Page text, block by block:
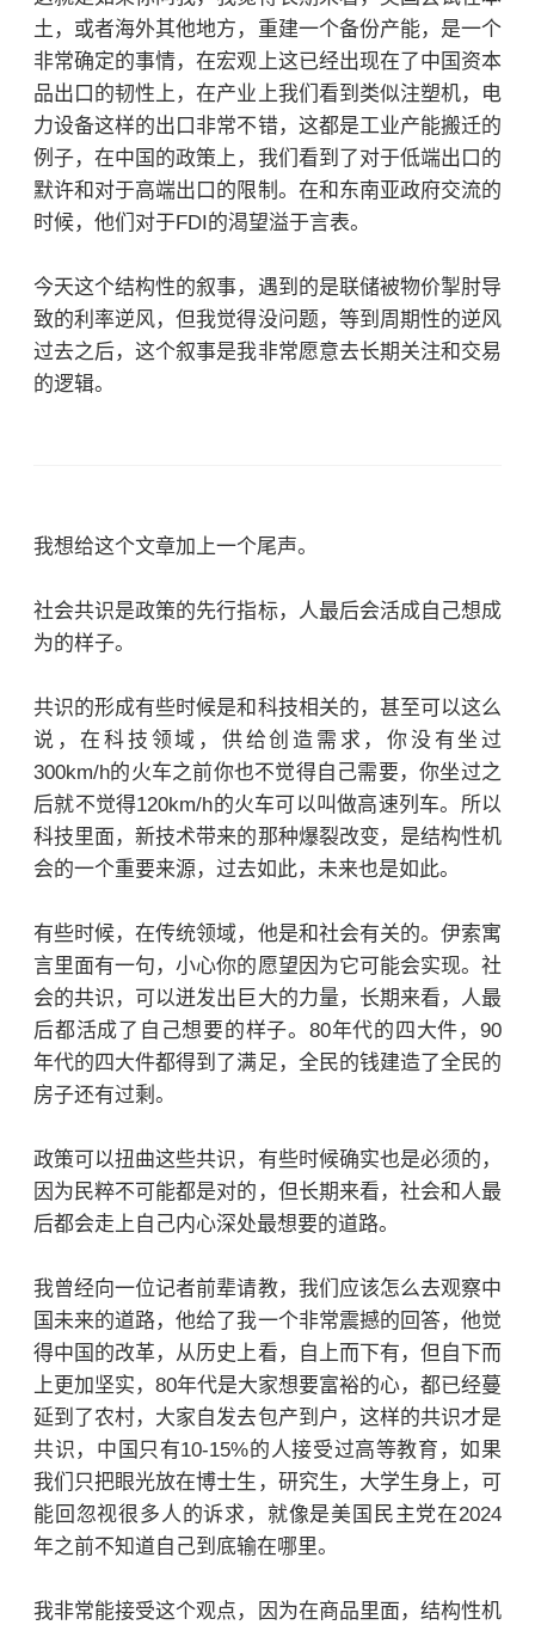
土，或者海外其他地方，重建一个备份产能，是一个
非常确定的事情，在宏观上这已经出现在了中国资本
品出口的韧性上，在产业上我们看到类似注塑机，电
力设备这样的出口非常不错，这都是工业产能搬迁的
例子，在中国的政策上，我们看到了对于低端出口的
默许和对于高端出口的限制。在和东南亚政府交流的
时候，他们对于FDI的渴望溢于言表。
今天这个结构性的叙事，遇到的是联储被物价掣肘导
致的利率逆风，但我觉得没问题，等到周期性的逆风
过去之后，这个叙事是我非常愿意去长期关注和交易
的逻辑。
我想给这个文章加上一个尾声。
社会共识是政策的先行指标，人最后会活成自己想成
为的样子。
共识的形成有些时候是和科技相关的，甚至可以这么
说，在科技领域，供给创造需求，你没有坐过
300km/h的火车之前你也不觉得自己需要，你坐过之
后就不觉得120km/h的火车可以叫做高速列车。所以
科技里面，新技术带来的那种爆裂改变，是结构性机
会的一个重要来源，过去如此，未来也是如此。
有些时候，在传统领域，他是和社会有关的。伊索寓
言里面有一句，小心你的愿望因为它可能会实现。社
会的共识，可以迸发出巨大的力量，长期来看，人最
后都活成了自己想要的样子。80年代的四大件，90
年代的四大件都得到了满足，全民的钱建造了全民的
房子还有过剩。
政策可以扭曲这些共识，有些时候确实也是必须的，
因为民粹不可能都是对的，但长期来看，社会和人最
后都会走上自己内心深处最想要的道路。
我曾经向一位记者前辈请教，我们应该怎么去观察中
国未来的道路，他给了我一个非常震撼的回答，他觉
得中国的改革，从历史上看，自上而下有，但自下而
上更加坚实，80年代是大家想要富裕的心，都已经蔓
延到了农村，大家自发去包产到户，这样的共识才是
共识，中国只有10-15%的人接受过高等教育，如果
我们只把眼光放在博士生，研究生，大学生身上，可
能回忽视很多人的诉求，就像是美国民主党在2024
年之前不知道自己到底输在哪里。
我非常能接受这个观点，因为在商品里面，结构性机